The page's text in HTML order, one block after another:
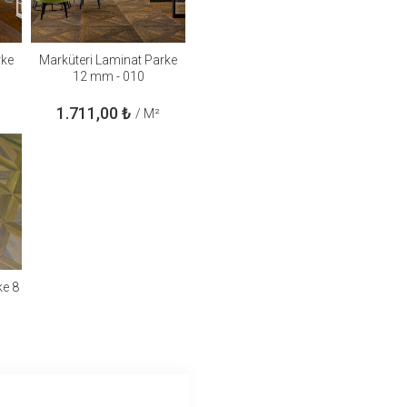
Marküteri Laminat Parke
12 mm - 010
1.711,00₺ / M²
8